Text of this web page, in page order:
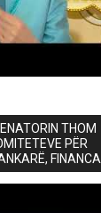
THOM
PËR
FINANCA